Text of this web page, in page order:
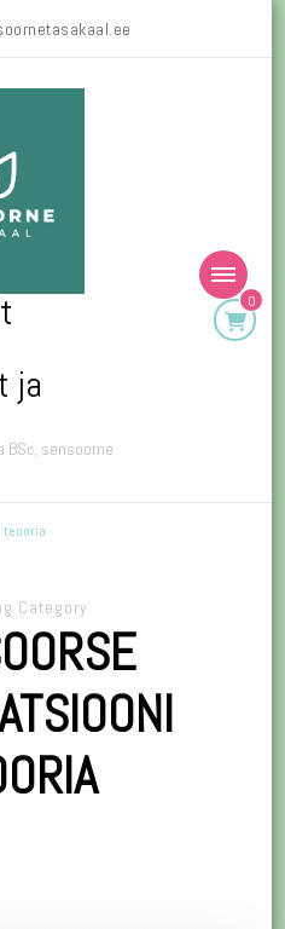
ja
BSc, sensoorne
0
Category